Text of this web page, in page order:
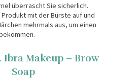
überrascht Sie sicherlich.
mit der Bürste auf und
mehrmals aus, um einen
Ibra Makeup – Brow
Soap